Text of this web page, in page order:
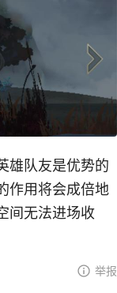
雄队友是优势的
作用将会成倍地
间无法进场收
举报